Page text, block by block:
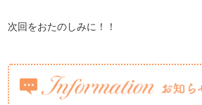
次回をおたのしみに！！